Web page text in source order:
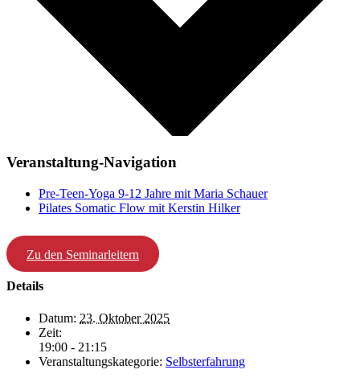
Veranstaltung-Navigation
Pre-Teen-Yoga 9-12 Jahre mit Maria Schauer
Pilates Somatic Flow mit Kerstin Hilker
Zu den Seminarleitern
Details
Datum: 23. Oktober 2025
Zeit:
19:00 - 21:15
Veranstaltungskategorie: Selbsterfahrung